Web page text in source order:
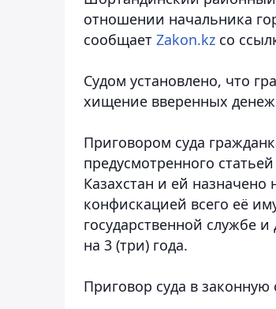
отношении начальника
сообщает Zakon.kz со
Судом установлено, что
хищение вверенных
Приговором суда
предусмотренного
Казахстан и ей
конфискацией всего её
государственной службе
на 3 (три) года.
Приговор суда в законную